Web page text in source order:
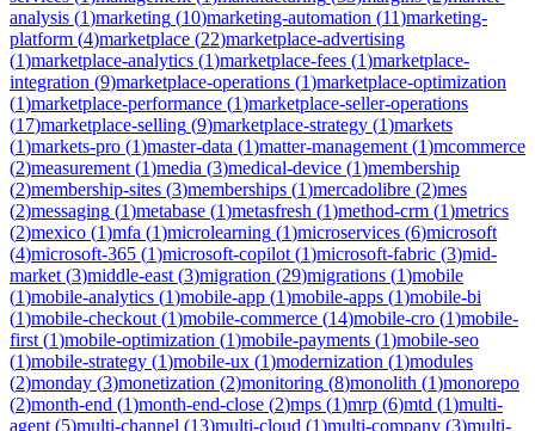
analysis (1)marketing (10)marketing-automation (11)marketing-
platform (4)marketplace (22)marketplace-advertising
(1)marketplace-analytics (1)marketplace-fees (1)marketplace-
integration (9)marketplace-operations (1)marketplace-optimization
(1)marketplace-performance (1)marketplace-seller-operations
(17)marketplace-selling (9)marketplace-strategy (1)markets
(1)markets-pro (1)master-data (1)matter-management (1)mcommerce
(2)measurement (1)media (3)medical-device (1)membership
(2)membership-sites (3)memberships (1)mercadolibre (2)mes
(2)messaging (1)metabase (1)metasfresh (1)method-crm (1)metrics
(2)mexico (1)mfa (1)microlearning (1)microservices (6)microsoft
(4)microsoft-365 (1)microsoft-copilot (1)microsoft-fabric (3)mid-
market (3)middle-east (3)migration (29)migrations (1)mobile
(1)mobile-analytics (1)mobile-app (1)mobile-apps (1)mobile-bi
(1)mobile-checkout (1)mobile-commerce (14)mobile-cro (1)mobile-
first (1)mobile-optimization (1)mobile-payments (1)mobile-seo
(1)mobile-strategy (1)mobile-ux (1)modernization (1)modules
(2)monday (3)monetization (2)monitoring (8)monolith (1)monorepo
(2)month-end (1)month-end-close (2)mps (1)mrp (6)mtd (1)multi-
agent (5)multi-channel (13)multi-cloud (1)multi-company (3)multi-